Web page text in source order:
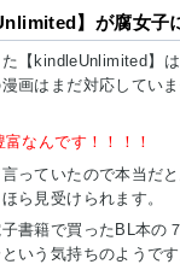
】が腐女子
【kindleUnlimited】
画はまだ対応してい
なんです！！！！
っていたので本当だ
ら見受けられます。
書籍で買ったBL本
いう気持ちのようです